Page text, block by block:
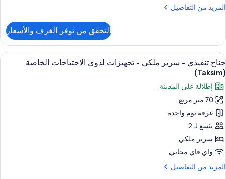
تجهيزات
الخاصة
المزيد من التفاصيل
المزيد
غرفة
تنفيذية
-
سرير
ملكي
-
تجهيزات
لذوي
الاحتياجات
الخاصة
التحقق من توفر الغرف والأسعار
استعراض
جميع
صور
جناح
تنفيذي
-
سرير
ملكي
-
تجهيزات
لذوي
أغطية فراش متميزة وأسرّة تيمبور بديك
8
جناح تنفيذي - سرير ملكي - تجهيزات لذوي الاحتياجات الخاصة
(Taksim)
إطلالة على المدينة
70 متر مربع
غرفة نوم واحدة
يتّسع لـ 2
سرير ملكي
واي فاي مجاني
المزيد من التفاصيل
المزيد